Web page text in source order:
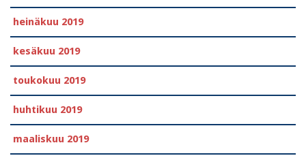
heinäkuu 2019
kesäkuu 2019
toukokuu 2019
huhtikuu 2019
maaliskuu 2019